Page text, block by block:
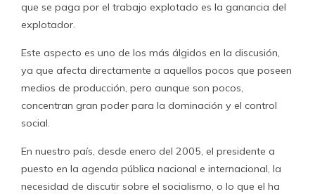
que se paga por el trabajo explotado es la ganancia del
explotador.
Este aspecto es uno de los más álgidos en la discusión,
ya que afecta directamente a aquellos pocos que poseen
medios de producción, pero aunque son pocos,
concentran gran poder para la dominación y el control
social.
En nuestro país, desde enero del 2005, el presidente a
puesto en la agenda pública nacional e internacional, la
necesidad de discutir sobre el socialismo, o lo que el ha